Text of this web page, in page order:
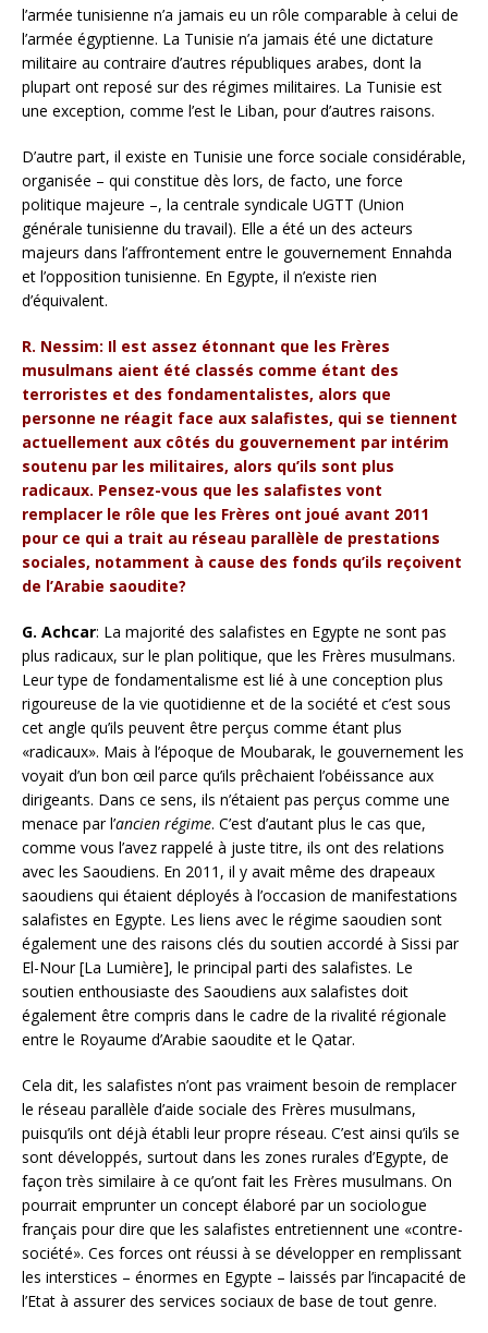
l’armée tunisienne n’a jamais eu un rôle comparable à celui de
l’armée égyptienne. La Tunisie n’a jamais été une dictature
militaire au contraire d’autres républiques arabes, dont la
plupart ont reposé sur des régimes militaires. La Tunisie est
une exception, comme l’est le Liban, pour d’autres raisons.
D’autre part, il existe en Tunisie une force sociale considérable,
organisée – qui constitue dès lors, de facto, une force
politique majeure –, la centrale syndicale UGTT (Union
générale tunisienne du travail). Elle a été un des acteurs
majeurs dans l’affrontement entre le gouvernement Ennahda
et l’opposition tunisienne. En Egypte, il n’existe rien
d’équivalent.
R. Nessim: Il est assez étonnant que les Frères
musulmans aient été classés comme étant des
terroristes et des fondamentalistes, alors que
personne ne réagit face aux salafistes, qui se tiennent
actuellement aux côtés du gouvernement par intérim
soutenu par les militaires, alors qu’ils sont plus
radicaux. Pensez-vous que les salafistes vont
remplacer le rôle que les Frères ont joué avant 2011
pour ce qui a trait au réseau parallèle de prestations
sociales, notamment à cause des fonds qu’ils reçoivent
de l’Arabie saoudite?
G. Achcar: La majorité des salafistes en Egypte ne sont pas
plus radicaux, sur le plan politique, que les Frères musulmans.
Leur type de fondamentalisme est lié à une conception plus
rigoureuse de la vie quotidienne et de la société et c’est sous
cet angle qu’ils peuvent être perçus comme étant plus
«radicaux». Mais à l’époque de Moubarak, le gouvernement les
voyait d’un bon œil parce qu’ils prêchaient l’obéissance aux
dirigeants. Dans ce sens, ils n’étaient pas perçus comme une
menace par l’ancien régime. C’est d’autant plus le cas que,
comme vous l’avez rappelé à juste titre, ils ont des relations
avec les Saoudiens. En 2011, il y avait même des drapeaux
saoudiens qui étaient déployés à l’occasion de manifestations
salafistes en Egypte. Les liens avec le régime saoudien sont
également une des raisons clés du soutien accordé à Sissi par
El-Nour [La Lumière], le principal parti des salafistes. Le
soutien enthousiaste des Saoudiens aux salafistes doit
également être compris dans le cadre de la rivalité régionale
entre le Royaume d’Arabie saoudite et le Qatar.
Cela dit, les salafistes n’ont pas vraiment besoin de remplacer
le réseau parallèle d’aide sociale des Frères musulmans,
puisqu’ils ont déjà établi leur propre réseau. C’est ainsi qu’ils se
sont développés, surtout dans les zones rurales d’Egypte, de
façon très similaire à ce qu’ont fait les Frères musulmans. On
pourrait emprunter un concept élaboré par un sociologue
français pour dire que les salafistes entretiennent une «contre-
société». Ces forces ont réussi à se développer en remplissant
les interstices – énormes en Egypte – laissés par l’incapacité de
l’Etat à assurer des services sociaux de base de tout genre.